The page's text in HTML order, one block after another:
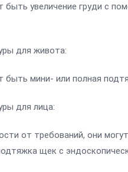
увеличение груди с
для живота:
мини- или полная
для лица:
от требований, они
щек с